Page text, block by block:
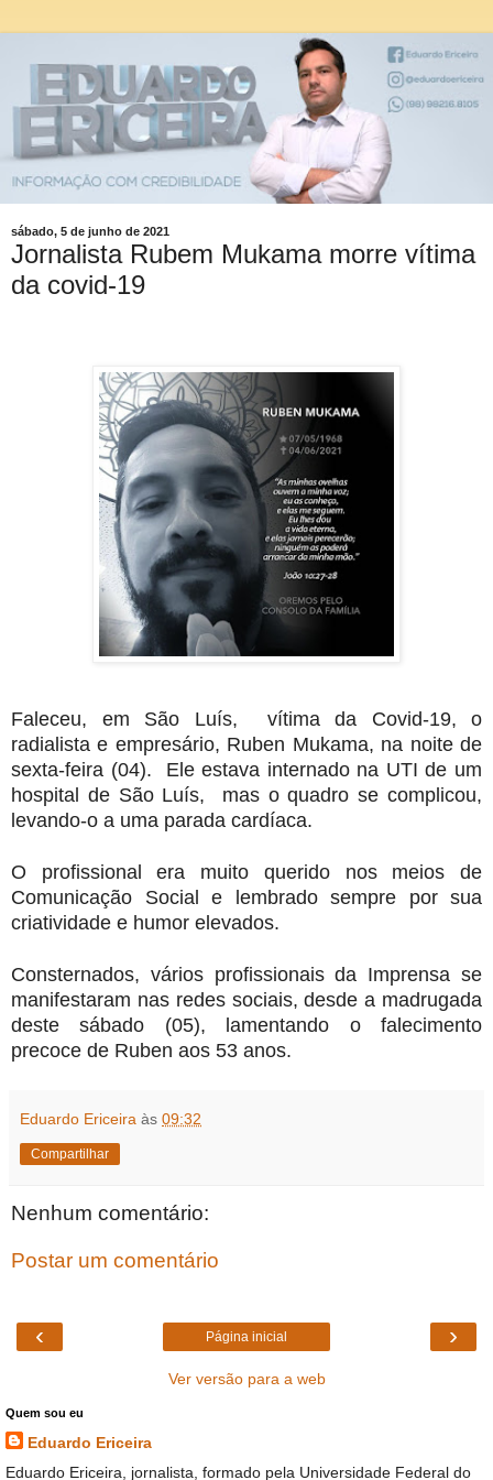
sábado, 5 de junho de 2021
Jornalista Rubem Mukama morre vítima
da covid-19
Faleceu, em São Luís, vítima da Covid-19, o
radialista e empresário, Ruben Mukama, na noite de
sexta-feira (04). Ele estava internado na UTI de um
hospital de São Luís, mas o quadro se complicou,
levando-o a uma parada cardíaca.
O profissional era muito querido nos meios de
Comunicação Social e lembrado sempre por sua
criatividade e humor elevados.
Consternados, vários profissionais da Imprensa se
manifestaram nas redes sociais, desde a madrugada
deste sábado (05), lamentando o falecimento
precoce de Ruben aos 53 anos.
Eduardo Ericeira às 09:32
Compartilhar
Nenhum comentário:
Postar um comentário
‹ ›
Página inicial
Ver versão para a web
Quem sou eu
Eduardo Ericeira
Eduardo Ericeira, jornalista, formado pela Universidade Federal do